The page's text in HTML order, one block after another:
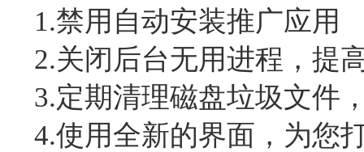
1.禁用自动安装推广应用
2.关闭后台无用进程，提
3.定期清理磁盘垃圾文件
4.使用全新的界面，为您